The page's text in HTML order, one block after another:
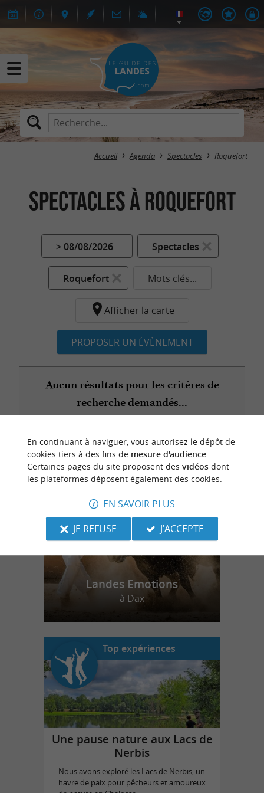
Accueil Agenda Spectacles Roquefort
Spectacles à Roquefort
> 08/08/2026 Spectacles
Roquefort Mots clés...
Afficher la carte
PROPOSER UN ÉVÈNEMENT
Aucun résultats pour les critères de
recherche demandés...
n
o
t
r
e
c
o
u
p
d
e
c
o
e
u
r
Landes Emotions
à Dax
Top expériences
Une pause nature aux Lacs de
Nerbis
Nous avons exploré les Lacs de Nerbis, un
havre de paix pour pêcheurs et amoureux
En continuant à naviguer, vous autorisez le dépôt de
cookies tiers à des fins de mesure d'audience.
Certaines pages du site proposent des vidéosdont
les plateformes déposent également des cookies.
EN SAVOIR PLUS
JE REFUSE
J'ACCEPTE